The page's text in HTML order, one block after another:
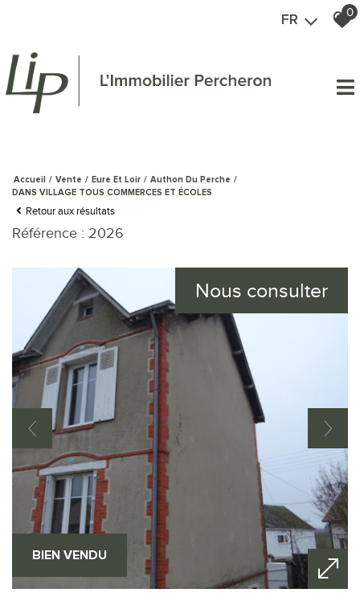
FR
0
Accueil Vente Eure Et Loir
Authon Du Perche
DANS VILLAGE TOUS COMMERCES ET ÉCOLES
Retour aux résultats
Référence : 2026
BIEN VENDU
Nous consulter